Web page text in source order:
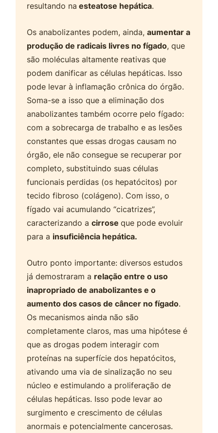
resultando na esteatose hepática.
Os anabolizantes podem, ainda,aumentar a
produção de radicais livres no fígado, que
são moléculas altamente reativas que
podem danificar as células hepáticas. Isso
pode levar à inflamação crônica do órgão.
Soma-se a isso que a eliminação dos
anabolizantes também ocorre pelo fígado:
com a sobrecarga de trabalho e as lesões
constantes que essas drogas causam no
órgão, ele não consegue se recuperar por
completo, substituindo suas células
funcionais perdidas (os hepatócitos) por
tecido fibroso (colágeno). Com isso, o
fígado vai acumulando “cicatrizes”,
caracterizando acirroseque pode evoluir
para a insuficiência hepática.
Outro ponto importante: diversos estudos
já demostraram a relação entre o uso
inapropriado de anabolizantes e o
aumento dos casos de câncer no fígado.
Os mecanismos ainda não são
completamente claros, mas uma hipótese é
que as drogas podem interagir com
proteínas na superfície dos hepatócitos,
ativando uma via de sinalização no seu
núcleo e estimulando a proliferação de
células hepáticas. Isso pode levar ao
surgimento e crescimento de células
anormais e potencialmente cancerosas.